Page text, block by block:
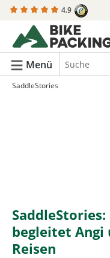
springen 4.9
Menü
SaddleStories
begleitet Angi
Reisen